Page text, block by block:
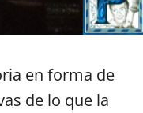
en forma de
de lo que la